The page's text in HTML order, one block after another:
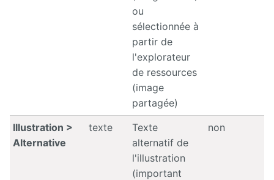
ou
sélectionnée à
partir de
l'explorateur
de ressources
(image
partagée)
Illustration >
Alternative
texte
Texte
alternatif de
l'illustration
(important
non